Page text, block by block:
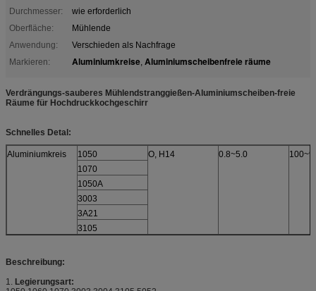
Durchmesser:
wie erforderlich
Oberfläche:
Mühlende
Anwendung:
Verschieden als Nachfrage
Markieren:
Aluminiumkreise, Aluminiumscheibenfreie räume
Verdrängungs-sauberes Mühlendstranggießen-Aluminiumscheiben-freie
Räume für Hochdruckkochgeschirr
Schnelles Detal:
Aluminiumkreis 1050 O, H14 0.8~5.0
1070
1050A
3003
3A21
3105
Beschreibung:
1. Legierungsart: